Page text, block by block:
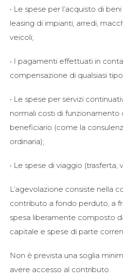
• Le spese per l’acquisto di
leasing di impianti, arredi,
veicoli;
• I pagamenti effettuati in
compensazione di qualsiasi
• Le spese per servizi
normali costi di
beneficiario (come la
ordinaria);
• Le spese di viaggio (trasferta,
L’agevolazione consiste nella
contributo a fondo perduto, a
spesa liberamente composto
capitale e spese di parte
Non è prevista una soglia
avere accesso al contributo.